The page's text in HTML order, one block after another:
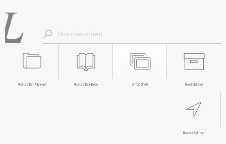
Nachlässe
Artothek
Kunstlexikon
Künstler*innen
Kunstführer